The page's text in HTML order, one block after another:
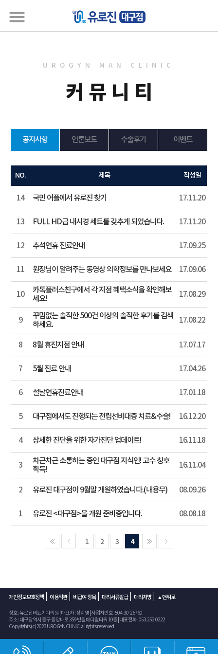
UROGYN MAN CLINIC
커뮤니티
공지사항 언론보도 수술후기 이벤트
NO. 제목 작성일
14 국민 어플에서 유로진 찾기 17.11.20
13 FULL HD급 내시경 세트를 갖추게 되었습니다. 17.11.20
12 추석연휴 진료안내 17.09.25
11 원장님이 알려주는 동영상 의학정보를 만나보세요 17.09.06
10
카톡플러스친구에서 각 지점 혜택소식을 확인해보
세요!
17.08.29
9
꾸밈없는 솔직한 500건 이상의 솔직한 후기를 검색
하세요.
17.08.22
8 8월 휴진지점 안내 17.07.17
7 5월 진료 안내 17.04.26
6 설날연휴진료안내 17.01.18
5 대구점에서도 진행되는 전립선비대증 치료&수술! 16.12.20
4 상세한 진단을 위한 자가진단 업데이트! 16.11.18
3
차근차근 소통하는 중인 대구점 지식인! 고수 칭호
획득!
16.11.04
2 유로진 대구점이 9월말 개원하였습니다.(내용무) 08.09.26
1 유로진 <대구점>을 개원 준비중입니다. 08.08.18
1 2 3 4
개인정보보호정책| 이용약관| 비급여 항목| 대리서류발급| 대리처방| ▲맨위로
상호 : 유로진비뇨기과의원 | 대표자 : 장지영 | 사업자번호 : 504-30-26760
주소 : 대구광역시 중구 중앙대로 359 반월메디컬타워 10층 | 대표전화 : 053.252.0222
Copyrights (c) 2023 UROGYN CLINIC. all rights reserved